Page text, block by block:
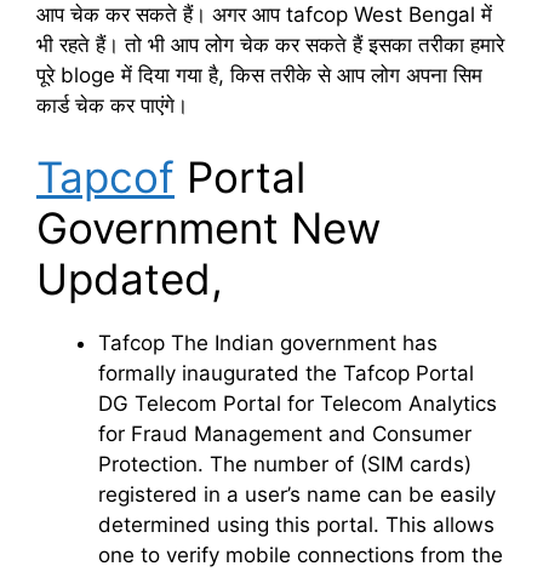
आप चेक कर सकते हैं। अगर आप tafcop West Bengal में
भी रहते हैं। तो भी आप लोग चेक कर सकते हैं इसका तरीका हमारे
पूरे bloge में दिया गया है, किस तरीके से आप लोग अपना सिम
कार्ड चेक कर पाएंगे।
Tapcof Portal
Government New
Updated,
Tafcop The Indian government has
formally inaugurated the Tafcop Portal
DG Telecom Portal for Telecom Analytics
for Fraud Management and Consumer
Protection. The number of (SIM cards)
registered in a user’s name can be easily
determined using this portal. This allows
one to verify mobile connections from the